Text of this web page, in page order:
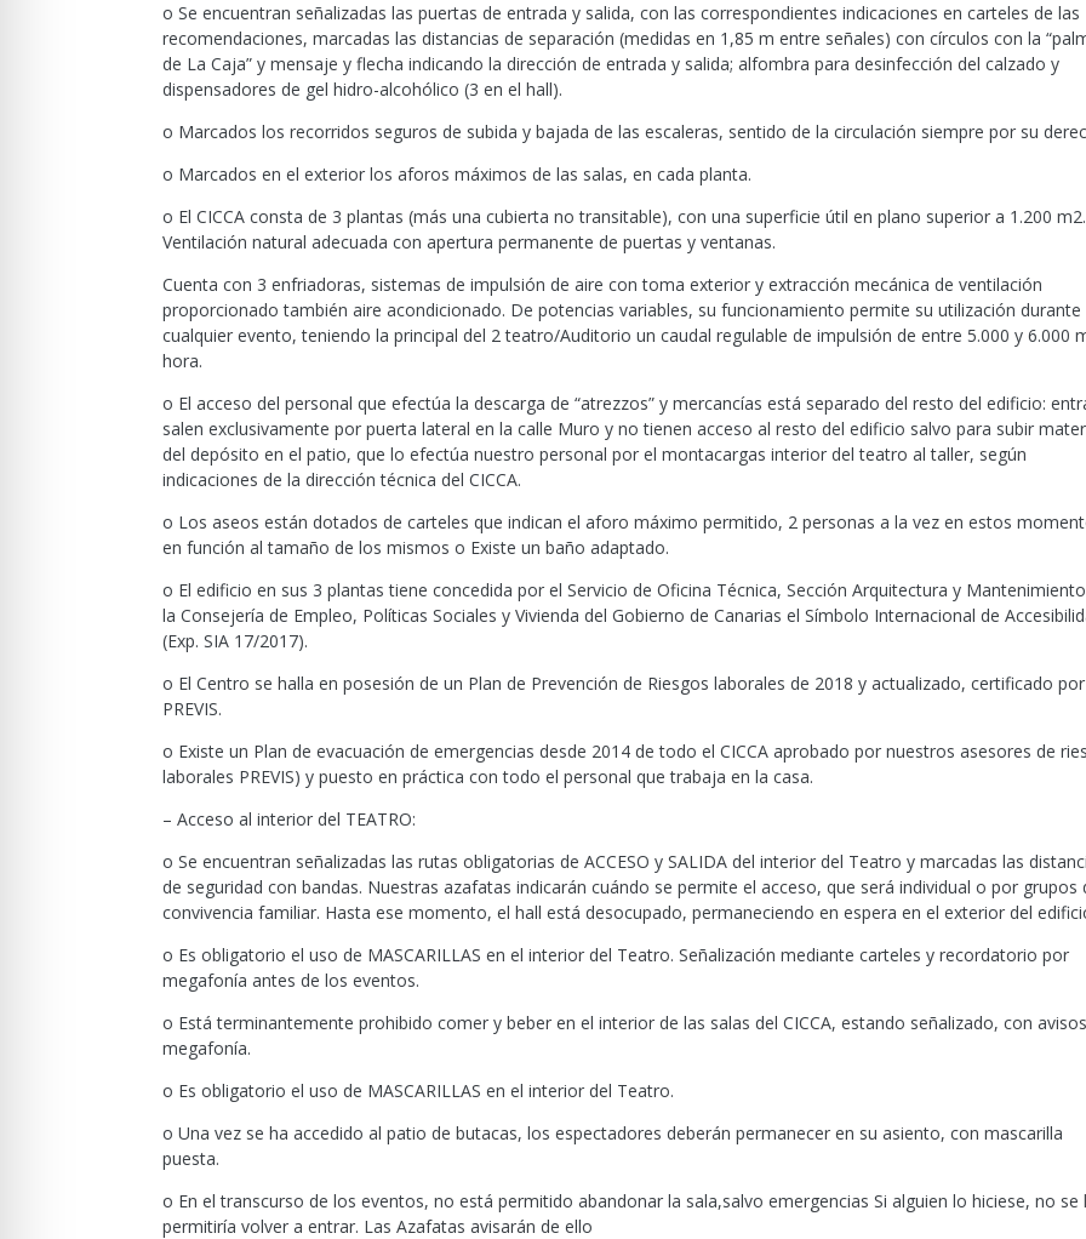
o Se encuentran señalizadas las puertas de entrada y salida, con las correspondientes indicaciones en carteles de las
recomendaciones, marcadas las distancias de separación (medidas en 1,85 m entre señales) con círculos con la
de La Caja” y mensaje y flecha indicando la dirección de entrada y salida; alfombra para desinfección del calzado y
dispensadores de gel hidro-alcohólico (3 en el hall).
o Marcados los recorridos seguros de subida y bajada de las escaleras, sentido de la circulación siempre por su
o Marcados en el exterior los aforos máximos de las salas, en cada planta.
o El CICCA consta de 3 plantas (más una cubierta no transitable), con una superficie útil en plano superior a 1.200 m2.
Ventilación natural adecuada con apertura permanente de puertas y ventanas.
Cuenta con 3 enfriadoras, sistemas de impulsión de aire con toma exterior y extracción mecánica de ventilación
proporcionado también aire acondicionado. De potencias variables, su funcionamiento permite su utilización durante
cualquier evento, teniendo la principal del 2 teatro/Auditorio un caudal regulable de impulsión de entre 5.000 y 6.000
hora.
o El acceso del personal que efectúa la descarga de “atrezzos” y mercancías está separado del resto del edificio:
salen exclusivamente por puerta lateral en la calle Muro y no tienen acceso al resto del edificio salvo para subir
del depósito en el patio, que lo efectúa nuestro personal por el montacargas interior del teatro al taller, según
indicaciones de la dirección técnica del CICCA.
o Los aseos están dotados de carteles que indican el aforo máximo permitido, 2 personas a la vez en estos
en función al tamaño de los mismos o Existe un baño adaptado.
o El edificio en sus 3 plantas tiene concedida por el Servicio de Oficina Técnica, Sección Arquitectura y
la Consejería de Empleo, Políticas Sociales y Vivienda del Gobierno de Canarias el Símbolo Internacional de
(Exp. SIA 17/2017).
o El Centro se halla en posesión de un Plan de Prevención de Riesgos laborales de 2018 y actualizado, certificado por
PREVIS.
o Existe un Plan de evacuación de emergencias desde 2014 de todo el CICCA aprobado por nuestros asesores de
laborales PREVIS) y puesto en práctica con todo el personal que trabaja en la casa.
– Acceso al interior del TEATRO:
o Se encuentran señalizadas las rutas obligatorias de ACCESO y SALIDA del interior del Teatro y marcadas las
de seguridad con bandas. Nuestras azafatas indicarán cuándo se permite el acceso, que será individual o por grupos
convivencia familiar. Hasta ese momento, el hall está desocupado, permaneciendo en espera en el exterior del
o Es obligatorio el uso de MASCARILLAS en el interior del Teatro. Señalización mediante carteles y recordatorio por
megafonía antes de los eventos.
o Está terminantemente prohibido comer y beber en el interior de las salas del CICCA, estando señalizado, con
megafonía.
o Es obligatorio el uso de MASCARILLAS en el interior del Teatro.
o Una vez se ha accedido al patio de butacas, los espectadores deberán permanecer en su asiento, con mascarilla
puesta.
o En el transcurso de los eventos, no está permitido abandonar la sala,salvo emergencias Si alguien lo hiciese, no se
permitiría volver a entrar. Las Azafatas avisarán de ello